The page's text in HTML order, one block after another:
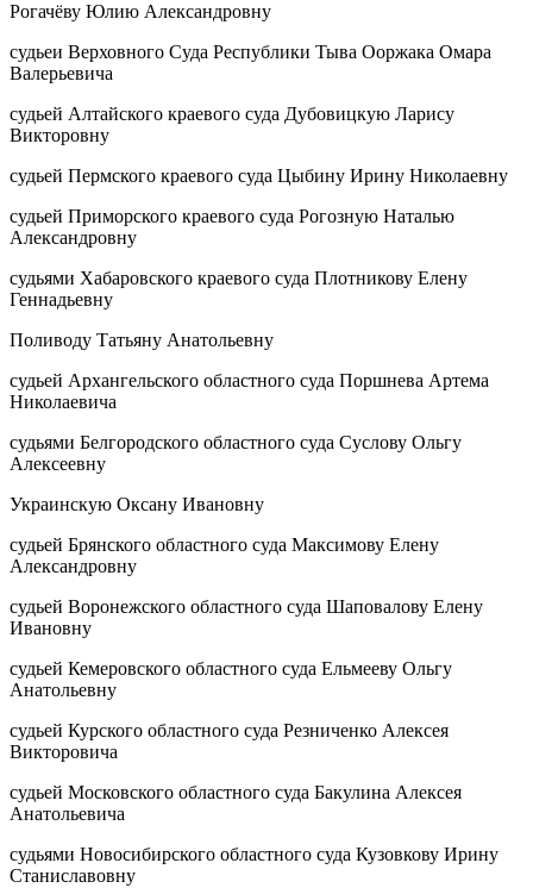
Рогачёву Юлию Александровну
судьеи Верховного Суда Республики Тыва Ооржака Омара
Валерьевича
судьей Алтайского краевого суда Дубовицкую Ларису
Викторовну
судьей Пермского краевого суда Цыбину Ирину Николаевну
судьей Приморского краевого суда Рогозную Наталью
Александровну
судьями Хабаровского краевого суда Плотникову Елену
Геннадьевну
Поливоду Татьяну Анатольевну
судьей Архангельского областного суда Поршнева Артема
Николаевича
судьями Белгородского областного суда Суслову Ольгу
Алексеевну
Украинскую Оксану Ивановну
судьей Брянского областного суда Максимову Елену
Александровну
судьей Воронежского областного суда Шаповалову Елену
Ивановну
судьей Кемеровского областного суда Ельмееву Ольгу
Анатольевну
судьей Курского областного суда Резниченко Алексея
Викторовича
судьей Московского областного суда Бакулина Алексея
Анатольевича
судьями Новосибирского областного суда Кузовкову Ирину
Станиславовну